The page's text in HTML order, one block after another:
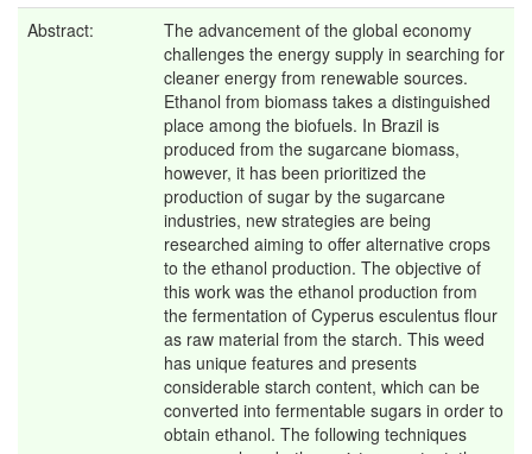
Abstract:
The advancement of the global economy
challenges the energy supply in searching for
cleaner energy from renewable sources.
Ethanol from biomass takes a distinguished
place among the biofuels. In Brazil is
produced from the sugarcane biomass,
however, it has been prioritized the
production of sugar by the sugarcane
industries, new strategies are being
researched aiming to offer alternative crops
to the ethanol production. The objective of
this work was the ethanol production from
the fermentation of Cyperus esculentus flour
as raw material from the starch. This weed
has unique features and presents
considerable starch content, which can be
converted into fermentable sugars in order to
obtain ethanol. The following techniques